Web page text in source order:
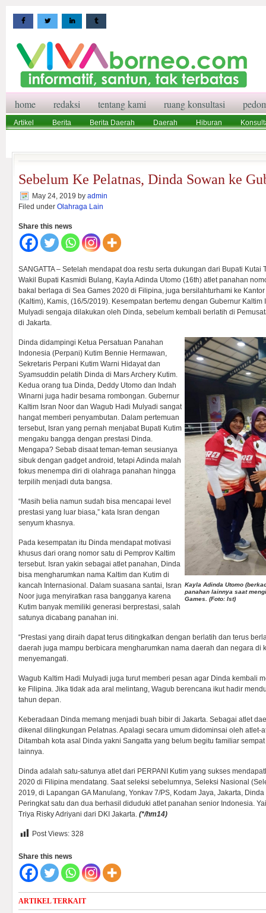
home redaksi tentang kami ruang konsultasi
Artikel Berita Berita Daerah Daerah Hiburan
Sebelum Ke Pelatnas, Dinda Sowan ke
May 24, 2019 by admin
Filed under Olahraga Lain
Share this news
SANGATTA – Setelah mendapat doa restu serta dukungan dari Bupati Kutai
Wakil Bupati Kasmidi Bulang, Kayla Adinda Utomo (16th) atlet panahan
bakal berlaga di Sea Games 2020 di Filipina, juga bersilahturhami ke
(Kaltim), Kamis, (16/5/2019). Kesempatan bertemu dengan Gubernur
Mulyadi sengaja dilakukan oleh Dinda, sebelum kembali berlatih di
di Jakarta.
Kayla Adinda Utomo
panahan lainnya saat
Games. (Foto: Ist)
Dinda didampingi Ketua Persatuan Panahan
Indonesia (Perpani) Kutim Bennie Hermawan,
Sekretaris Perpani Kutim Warni Hidayat dan
Syamsuddin pelatih Dinda di Mars Archery Kutim.
Kedua orang tua Dinda, Deddy Utomo dan Indah
Winarni juga hadir besama rombongan. Gubernur
Kaltim Isran Noor dan Wagub Hadi Mulyadi sangat
hangat memberi penyambutan. Dalam pertemuan
tersebut, Isran yang pernah menjabat Bupati Kutim
mengaku bangga dengan prestasi Dinda.
Mengapa? Sebab disaat teman-teman seusianya
sibuk dengan gadget android, tetapi Adinda malah
fokus menempa diri di olahraga panahan hingga
terpilih menjadi duta bangsa.
“Masih belia namun sudah bisa mencapai level
prestasi yang luar biasa,” kata Isran dengan
senyum khasnya.
Pada kesempatan itu Dinda mendapat motivasi
khusus dari orang nomor satu di Pemprov Kaltim
tersebut. Isran yakin sebagai atlet panahan, Dinda
bisa mengharumkan nama Kaltim dan Kutim di
kancah Internasional. Dalam suasana santai, Isran
Noor juga menyiratkan rasa bangganya karena
Kutim banyak memiliki generasi berprestasi, salah
satunya dicabang panahan ini.
“Prestasi yang diraih dapat terus ditingkatkan dengan berlatih dan terus
daerah juga mampu berbicara mengharumkan nama daerah dan negara di
menyemangati.
Wagub Kaltim Hadi Mulyadi juga turut memberi pesan agar Dinda kembali
ke Filipina. Jika tidak ada aral melintang, Wagub berencana ikut hadir
tahun depan.
Keberadaan Dinda memang menjadi buah bibir di Jakarta. Sebagai atlet
dikenal dilingkungan Pelatnas. Apalagi secara umum didominsai oleh atlet-
Ditambah kota asal Dinda yakni Sangatta yang belum begitu familiar
lainnya.
Dinda adalah satu-satunya atlet dari PERPANI Kutim yang sukses
2020 di Filipina mendatang. Saat seleksi sebelumnya, Seleksi Nasional
2019, di Lapangan GA Manulang, Yonkav 7/PS, Kodam Jaya, Jakarta,
Peringkat satu dan dua berhasil diduduki atlet panahan senior Indonesia.
Triya Risky Adriyani dari DKI Jakarta. (*/hm14)
Post Views: 328
Share this news
ARTIKEL TERKAIT